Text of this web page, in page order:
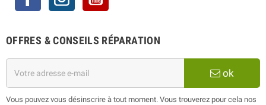
OFFRES & CONSEILS RÉPARATION
ok
Vous pouvez vous désinscrire à tout moment. Vous trouverez pour cela nos